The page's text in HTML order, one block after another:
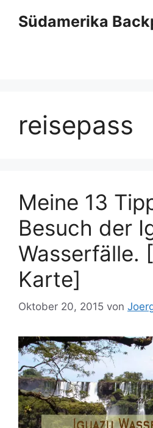
InhaltSüdamerika
reisepass
Meine 13
Besuch der
Wasserfälle.
Karte]
Oktober 20, 2015 von